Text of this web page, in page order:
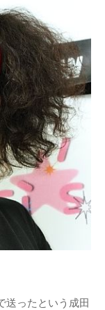
送ったという成田